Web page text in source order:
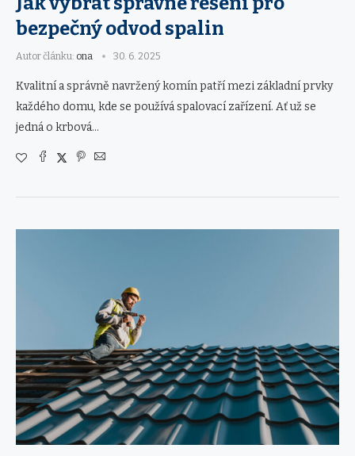
bezpečný odvod spalin
Autor článku: ona 30. 6. 2025
Kvalitní a správně navržený komín patří mezi základní prvky
každého domu, kde se používá spalovací zařízení. Ať už se
jedná o krbová…